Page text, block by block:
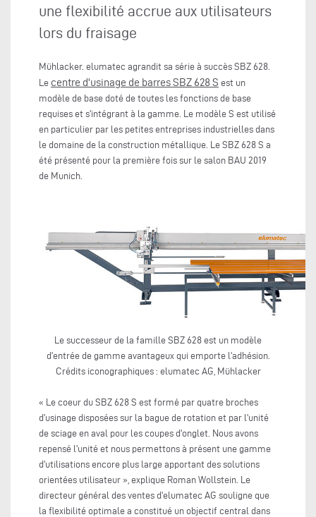
une flexibilité accrue aux utilisateurs
lors du fraisage
Mühlacker. elumatec agrandit sa série à succès SBZ 628.
Le centre d'usinage de barres SBZ 628 S est un
modèle de base doté de toutes les fonctions de base
requises et s'intégrant à la gamme. Le modèle S est utilisé
en particulier par les petites entreprises industrielles dans
le domaine de la construction métallique. Le SBZ 628 S a
été présenté pour la première fois sur le salon BAU 2019
de Munich.
Le successeur de la famille SBZ 628 est un modèle
d'entrée de gamme avantageux qui emporte l'adhésion.
Crédits iconographiques : elumatec AG, Mühlacker
« Le coeur du SBZ 628 S est formé par quatre broches
d'usinage disposées sur la bague de rotation et par l'unité
de sciage en aval pour les coupes d'onglet. Nous avons
repensé l'unité et nous permettons à présent une gamme
d'utilisations encore plus large apportant des solutions
orientées utilisateur », explique Roman Wollstein. Le
directeur général des ventes d'elumatec AG souligne que
la flexibilité optimale a constitué un objectif central dans